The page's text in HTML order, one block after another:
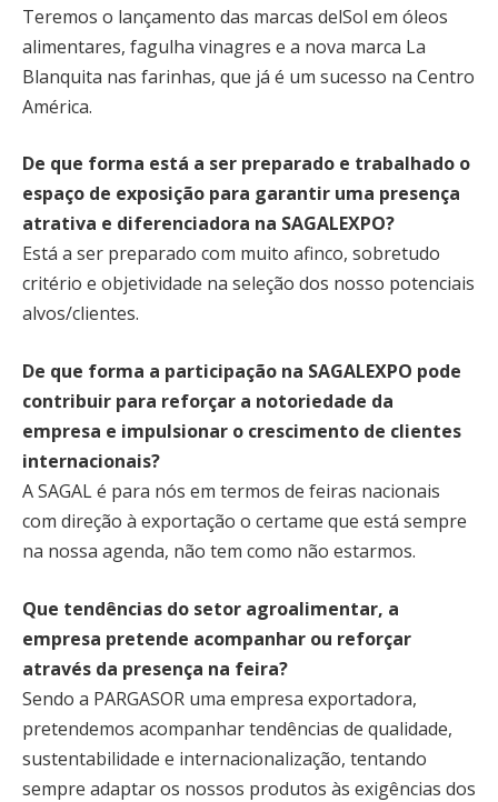
Teremos o lançamento das marcas delSol em óleos
alimentares, fagulha vinagres e a nova marca La
Blanquita nas farinhas, que já é um sucesso na Centro
América.
De que forma está a ser preparado e trabalhado o
espaço de exposição para garantir uma presença
atrativa e diferenciadora na SAGALEXPO?
Está a ser preparado com muito afinco, sobretudo
critério e objetividade na seleção dos nosso potenciais
alvos/clientes.
De que forma a participação na SAGALEXPO pode
contribuir para reforçar a notoriedade da
empresa e impulsionar o crescimento de clientes
internacionais?
A SAGAL é para nós em termos de feiras nacionais
com direção à exportação o certame que está sempre
na nossa agenda, não tem como não estarmos.
Que tendências do setor agroalimentar, a
empresa pretende acompanhar ou reforçar
através da presença na feira?
Sendo a PARGASOR uma empresa exportadora,
pretendemos acompanhar tendências de qualidade,
sustentabilidade e internacionalização, tentando
sempre adaptar os nossos produtos às exigências dos